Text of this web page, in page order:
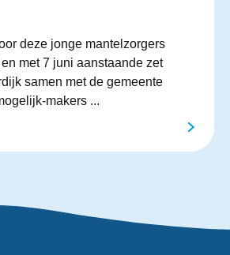
deze jonge mantelzorgers
met 7 juni aanstaande zet
samen met de gemeente
makers ...